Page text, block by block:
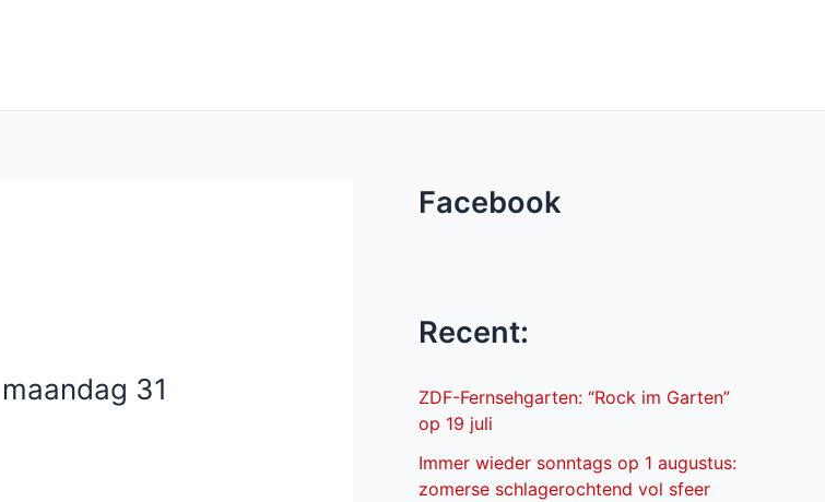
31
Facebook
Recent:
ZDF-Fernsehgarten: “Rock im Garten”
op 19 juli
Immer wieder sonntags op 1 augustus:
zomerse schlagerochtend vol sfeer